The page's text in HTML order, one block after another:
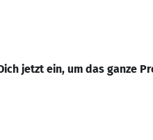
jetzt ein, um das ganze